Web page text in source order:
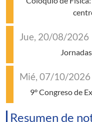
Jue, 20/08/2026
Mié, 07/10/2026
9° Congreso de
Resumen de